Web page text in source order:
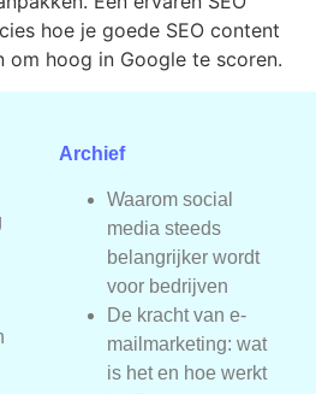
hoe je goede SEO content
om hoog in Google te scoren.
Archief
Waarom social
media steeds
belangrijker wordt
voor bedrijven
De kracht van e-
mailmarketing: wat
is het en hoe werkt